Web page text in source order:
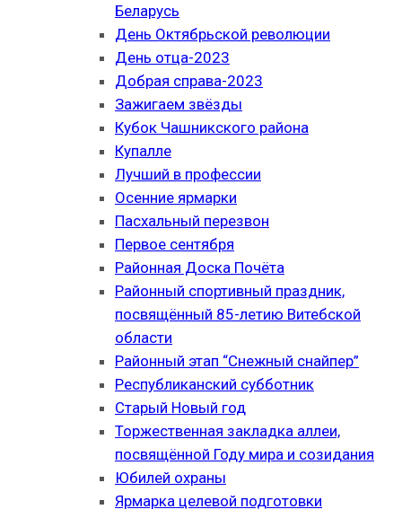
Беларусь
День Октябрьской революции
День отца-2023
Добрая справа-2023
Зажигаем звёзды
Кубок Чашникского района
Купалле
Лучший в профессии
Осенние ярмарки
Пасхальный перезвон
Первое сентября
Районная Доска Почёта
Районный спортивный праздник,
посвящённый 85-летию Витебской
области
Районный этап “Снежный снайпер”
Республиканский субботник
Старый Новый год
Торжественная закладка аллеи,
посвящённой Году мира и созидания
Юбилей охраны
Ярмарка целевой подготовки